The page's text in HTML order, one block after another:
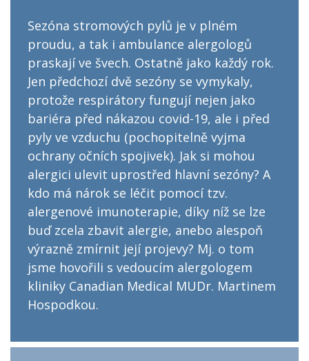
Sezóna stromových pylů je v plném
proudu, a tak i ambulance alergologů
praskají ve švech. Ostatně jako každý rok.
Jen předchozí dvě sezóny se vymykaly,
protože respirátory fungují nejen jako
bariéra před nákazou covid-19, ale i před
pyly ve vzduchu (pochopitelně vyjma
ochrany očních spojivek). Jak si mohou
alergici ulevit uprostřed hlavní sezóny? A
kdo má nárok se léčit pomocí tzv.
alergenové imunoterapie, díky níž se lze
buď zcela zbavit alergie, anebo alespoň
výrazně zmírnit její projevy? Mj. o tom
jsme hovořili s vedoucím alergologem
kliniky Canadian Medical MUDr. Martinem
Hospodkou.